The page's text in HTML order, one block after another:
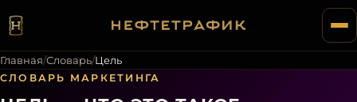
Главная/Словарь/Цель
СЛОВАРЬ МАРКЕТИНГА